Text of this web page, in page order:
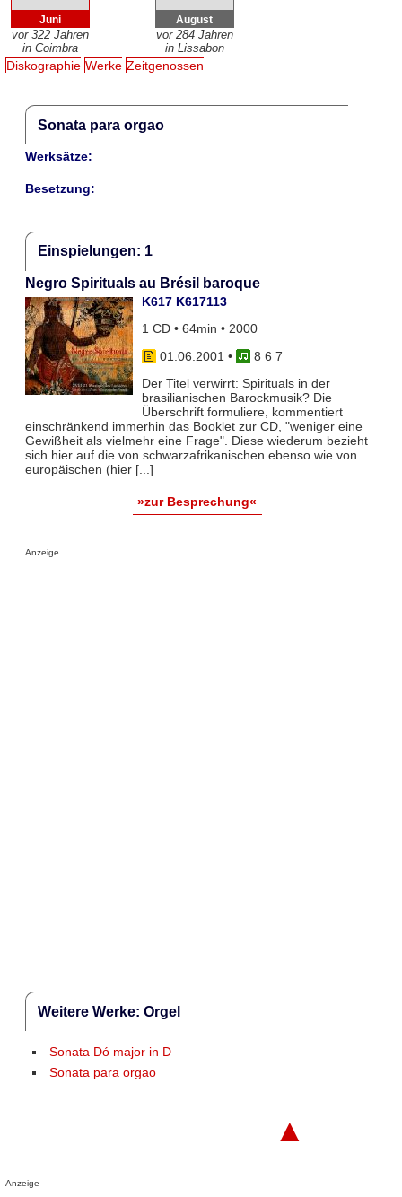
Juni
vor 322 Jahren
in Coimbra
August
vor 284 Jahren
in Lissabon
Diskographie Werke Zeitgenossen
Sonata para orgao
Werksätze:
Besetzung:
Einspielungen: 1
Negro Spirituals au Brésil baroque
K617 K617113
1 CD • 64min • 2000
01.06.2001 •
8 6 7
Der Titel verwirrt: Spirituals in der
brasilianischen Barockmusik? Die
Überschrift formuliere, kommentiert
einschränkend immerhin das Booklet zur CD, "weniger eine
Gewißheit als vielmehr eine Frage". Diese wiederum bezieht
sich hier auf die von schwarzafrikanischen ebenso wie von
europäischen (hier [...]
»zur Besprechung«
Anzeige
Weitere Werke: Orgel
Sonata Dó major in D
Sonata para orgao
▲
Anzeige